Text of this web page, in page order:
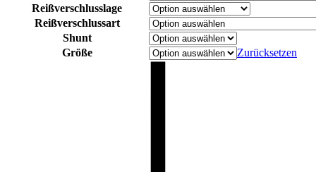
Reißverschlusslage
Reißverschlussart
Shunt
Größe
Zurücksetzen